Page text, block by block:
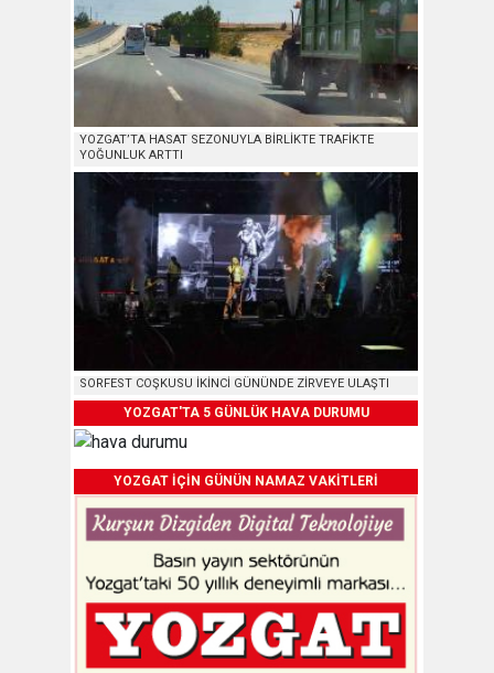
YOZGAT’TA HASAT SEZONUYLA BİRLİKTE TRAFİKTE
YOĞUNLUK ARTTI
SORFEST COŞKUSU İKİNCİ GÜNÜNDE ZİRVEYE ULAŞTI
YOZGAT'TA 5 GÜNLÜK HAVA DURUMU
YOZGAT İÇİN GÜNÜN NAMAZ VAKİTLERİ